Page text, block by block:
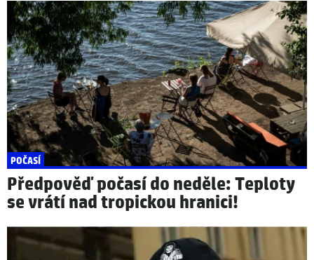
POČASÍ
Předpověď počasí do neděle: Teploty
se vrátí nad tropickou hranici!